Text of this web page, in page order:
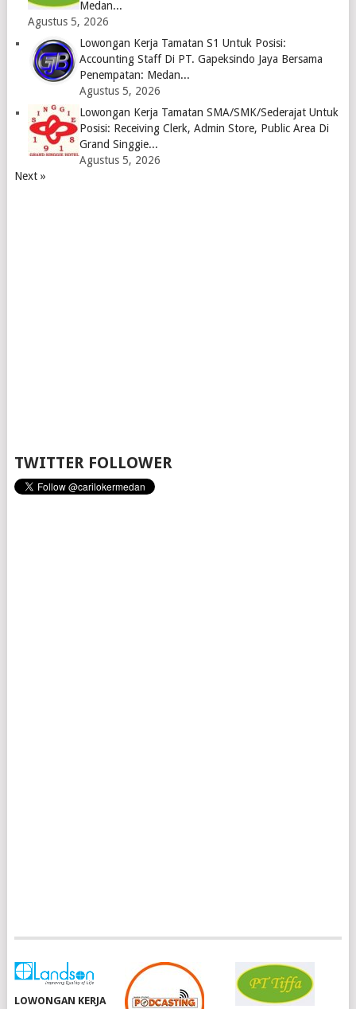
Medan...
Agustus 5, 2026
Lowongan Kerja Tamatan S1 Untuk Posisi:
Accounting Staff Di PT. Gapeksindo Jaya Bersama
Penempatan: Medan...
Agustus 5, 2026
Lowongan Kerja Tamatan SMA/SMK/Sederajat Untuk
Posisi: Receiving Clerk, Admin Store, Public Area Di
Grand Singgie...
Agustus 5, 2026
Next »
TWITTER FOLLOWER
LOWONGAN KERJA